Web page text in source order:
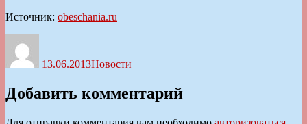
Источник: obeschania.ru
13.06.2013Новости
Добавить комментарий